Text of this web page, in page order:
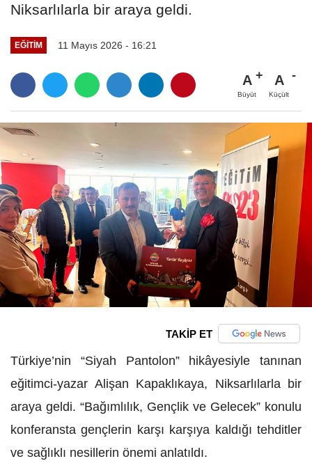
Niksarlılarla bir araya geldi.
EĞİTİM 11 Mayıs 2026 - 16:21
A
Büyüt
A
Küçült
TAKİP ET
Türkiye’nin “Siyah Pantolon” hikâyesiyle tanınan
eğitimci-yazar Alişan Kapaklıkaya, Niksarlılarla bir
araya geldi. “Bağımlılık, Gençlik ve Gelecek” konulu
konferansta gençlerin karşı karşıya kaldığı tehditler
ve sağlıklı nesillerin önemi anlatıldı.